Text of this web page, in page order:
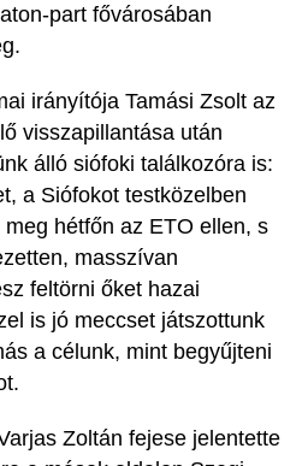
part fővárosában
irányítója Tamási Zsolt az
visszapillantása után
álló siófoki találkozóra is:
a Siófokot testközelben
hétfőn az ETO ellen, s
masszívan
feltörni őket hazai
is jó meccset játszottunk
a célunk, mint begyűjteni
Zoltán fejese jelentette